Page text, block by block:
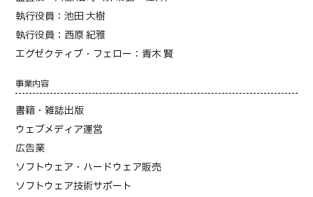
執行役員：池田 大樹
執行役員：西原 紀雅
エグゼクティブ・フェロー：青木 賢
事業内容
書籍・雑誌出版
ウェブメディア運営
広告業
ソフトウェア・ハードウェア販売
ソフトウェア技術サポート